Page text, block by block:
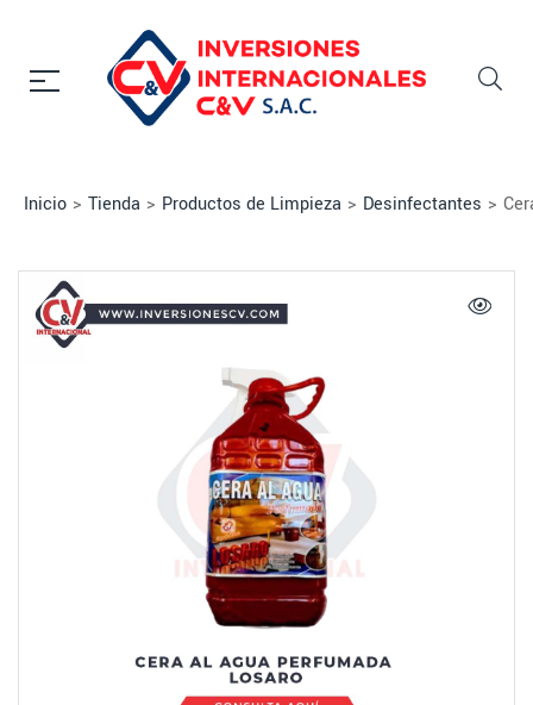
Inicio > Tienda > Productos de Limpieza > Desinfectantes >